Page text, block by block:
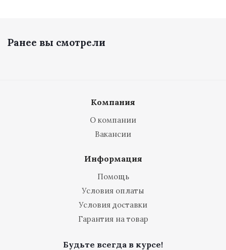
Ранее вы смотрели
Компания
О компании
Вакансии
Информация
Помощь
Условия оплаты
Условия доставки
Гарантия на товар
Будьте всегда в курсе!